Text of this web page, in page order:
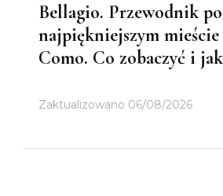
Bellagio. Przewodnik po
najpiękniejszym
Como. Co zobaczyć i
Zaktualizowano 06/08/2026